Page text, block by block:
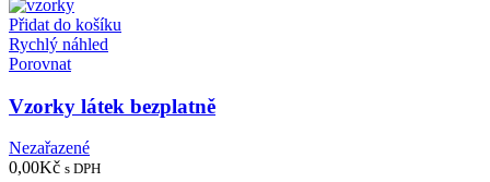
Přidat do košíku
Rychlý náhled
Porovnat
Vzorky látek bezplatně
Nezařazené
0,00Kč s DPH